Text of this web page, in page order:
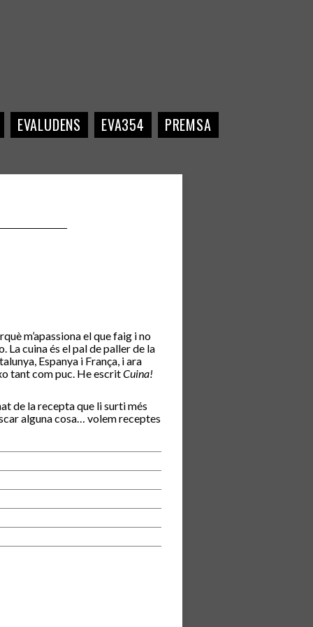
EVALUDENS EVA354
PREMSA
m’apassiona el que faig i no
La cuina és el pal de paller de la
Espanya i França, i ara
tant com puc. He escritCuina!
de la recepta que li surti més
alguna cosa… volem receptes